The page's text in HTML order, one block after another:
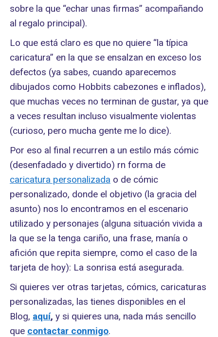
sobre la que “echar unas firmas” acompañando
al regalo principal).
Lo que está claro es que no quiere “la típica
caricatura” en la que se ensalzan en exceso los
defectos (ya sabes, cuando aparecemos
dibujados como Hobbits cabezones e inflados),
que muchas veces no terminan de gustar, ya que
a veces resultan incluso visualmente violentas
(curioso, pero mucha gente me lo dice).
Por eso al final recurren a un estilo más cómic
(desenfadado y divertido) rn forma de
caricatura personalizada o de cómic
personalizado, donde el objetivo (la gracia del
asunto) nos lo encontramos en el escenario
utilizado y personajes (alguna situación vivida a
la que se la tenga cariño, una frase, manía o
afición que repita siempre, como el caso de la
tarjeta de hoy): La sonrisa está asegurada.
Si quieres ver otras tarjetas, cómics, caricaturas
personalizadas, las tienes disponibles en el
Blog, aquí, y si quieres una, nada más sencillo
que contactar conmigo.